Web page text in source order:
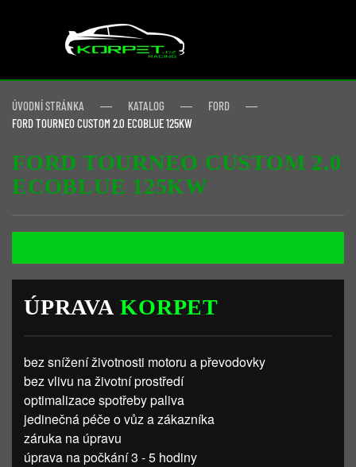
Skip to main content
ÚVODNÍ STRÁNKA KATALOG
FORD
FORD TOURNEO CUSTOM 2.0 ECOBLUE 125KW
FORD TOURNEO CUSTOM 2.0
ECOBLUE 125KW
ÚPRAVAKORPET
bez snížení životnosti motoru a převodovky
bez vlivu na životní prostředí
optimalizace spotřeby paliva
jedinečná péče o vůz a zákazníka
záruka na úpravu
úprava na počkání 3 - 5 hodiny